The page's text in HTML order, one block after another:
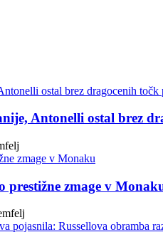
Antonelli ostal brez
zmage v